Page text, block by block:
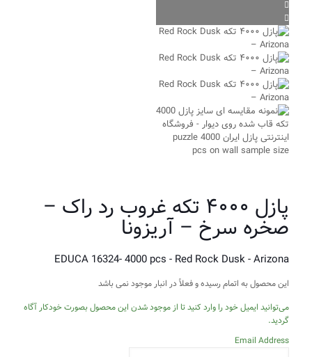
پازل ۴۰۰۰ تکه غروب رد راک –
صخره سرخ – آریزونا
EDUCA 16324- 4000 pcs - Red Rock Dusk - Arizona
این محصول به اتمام رسیده و فعلاً در انبار موجود نمی باشد
می‌توانید ایمیل خود را وارد کنید تا از موجود شدن این محصول بصورت خودکار آگاه
گردید.
Email Address